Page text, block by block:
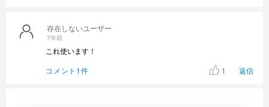
存在しないユーザー
7年前
これ使います！
コメント1件
1 返信